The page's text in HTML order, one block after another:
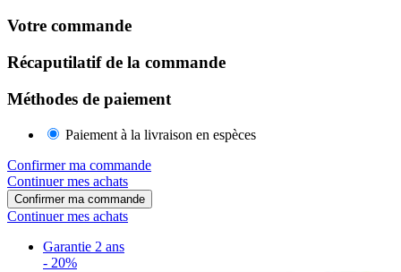
Votre commande
Récaputilatif de la commande
Méthodes de paiement
Paiement à la livraison en espèces
Confirmer ma commande
Continuer mes achats
Confirmer ma commande
Continuer mes achats
Garantie 2 ans
- 20%